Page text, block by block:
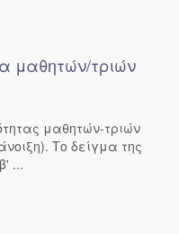
μαθητών/τριών
μαθητών-τριών
Το δείγμα της
...